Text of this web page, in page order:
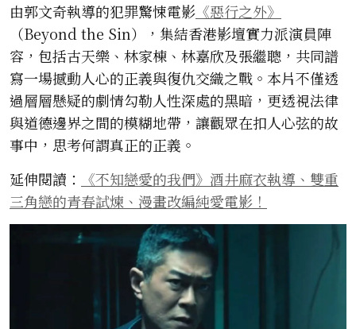
由郭文奇執導的犯罪驚悚電影 《惡行之外》
（Beyond the Sin），集結香港影壇實力派演員陣
容，包括古天樂、林家棟、林嘉欣及張繼聰，共同譜
寫一場撼動人心的正義與復仇交織之戰。本片不僅透
過層層懸疑的劇情勾勒人性深處的黑暗，更透視法律
與道德邊界之間的模糊地帶，讓觀眾在扣人心弦的故
事中，思考何謂真正的正義。
延伸閱讀：
《不知戀愛的我們》酒井麻衣執導、雙重
三角戀的青春試煉、漫畫改編純愛電影！